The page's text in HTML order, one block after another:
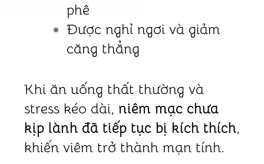
phê
Được nghỉ ngơi và giảm
căng thẳng
Khi ăn uống thất thường và
stress kéo dài, niêm mạc chưa
kịp lành đã tiếp tục bị kích thích,
khiến viêm trở thành mạn tính.